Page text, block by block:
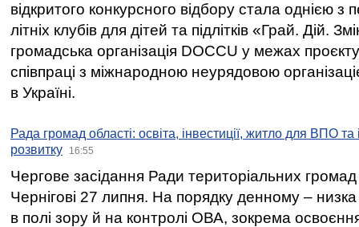
відкритого конкурсного відбору стала однією
літніх клубів для дітей та підлітків «Грай. Дій.
громадська організація DOCCU у межах
співпраці з міжнародною неурядовою
в Україні.
Рада громад області: освіта, інвестиції, житло для ВПО
розвитку
16:55
Чергове засідання Ради територіальних громад
Чернігові 27 липня. На порядку денному –
в полі зору й на контролі ОВА, зокрема освоєння